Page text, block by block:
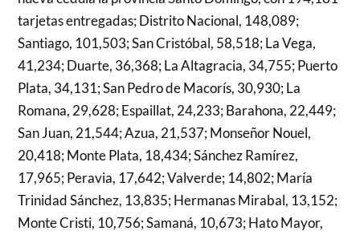
tarjetas entregadas; Distrito Nacional, 148,089;
Santiago, 101,503; San Cristóbal, 58,518; La Vega,
41,234; Duarte, 36,368; La Altagracia, 34,755; Puerto
Plata, 34,131; San Pedro de Macorís, 30,930; La
Romana, 29,628; Espaillat, 24,233; Barahona, 22,449;
San Juan, 21,544; Azua, 21,537; Monseñor Nouel,
20,418; Monte Plata, 18,434; Sánchez Ramírez,
17,965; Peravia, 17,642; Valverde; 14,802; María
Trinidad Sánchez, 13,835; Hermanas Mirabal, 13,152;
Monte Cristi, 10,756; Samaná, 10,673; Hato Mayor,